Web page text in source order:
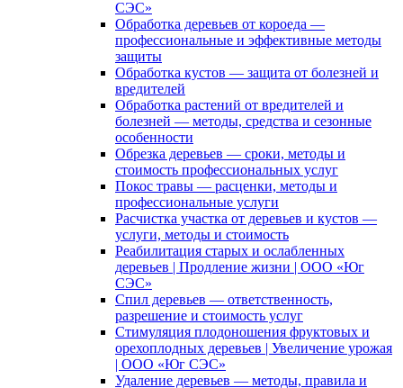
СЭС»
Обработка деревьев от короеда —
профессиональные и эффективные методы
защиты
Обработка кустов — защита от болезней и
вредителей
Обработка растений от вредителей и
болезней — методы, средства и сезонные
особенности
Обрезка деревьев — сроки, методы и
стоимость профессиональных услуг
Покос травы — расценки, методы и
профессиональные услуги
Расчистка участка от деревьев и кустов —
услуги, методы и стоимость
Реабилитация старых и ослабленных
деревьев | Продление жизни | ООО «Юг
СЭС»
Спил деревьев — ответственность,
разрешение и стоимость услуг
Стимуляция плодоношения фруктовых и
орехоплодных деревьев | Увеличение урожая
| ООО «Юг СЭС»
Удаление деревьев — методы, правила и